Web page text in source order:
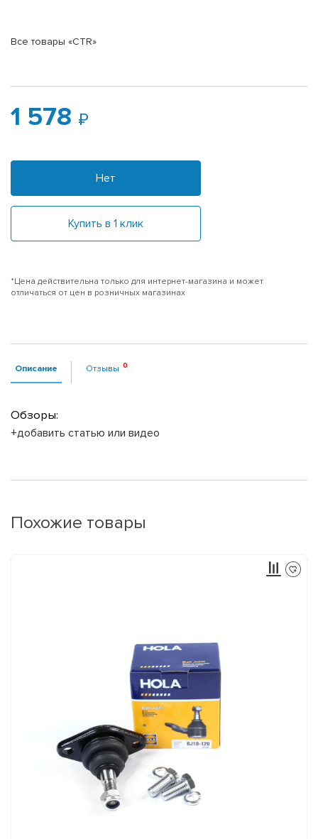
Все товары «CTR»
1 578
Нет
Купить в 1 клик
*Цена действительна только для интернет-магазина и может
отличаться от цен в розничных магазинах
Описание Отзывы
Обзоры:
+добавить статью или видео
Похожие товары